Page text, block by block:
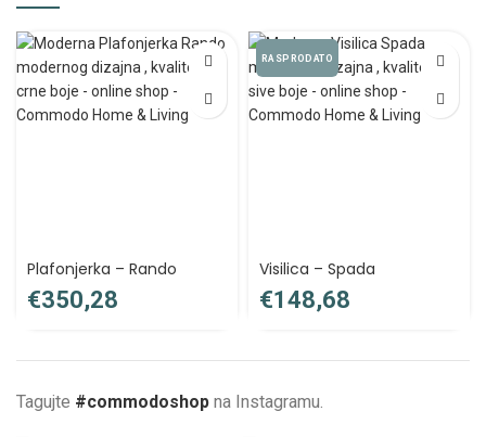
Plafonjerka – Rando
€
RASPRODATO
Visilica – Spada
€
Tagujte #commodoshop na Instagramu.